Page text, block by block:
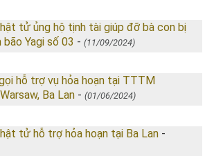
tử ủng hộ tịnh tài giúp đỡ bà con bị
Yagi số 03 - (11/09/2024)
hỗ trợ vụ hỏa hoạn tại TTTM
Ba Lan - (01/06/2024)
tử hỗ trợ hỏa hoạn tại Ba Lan -